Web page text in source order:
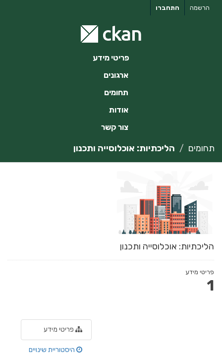
התחברו הרשמה
פריטי מידע
ארגונים
תחומים
אודות
צור קשר
תחומים הליכתיות: אוכלוסייה ותכנון
הליכתיות: אוכלוסייה ותכנון
פריטי מידע
1
פריטי מידע
היסטוריית שינויים